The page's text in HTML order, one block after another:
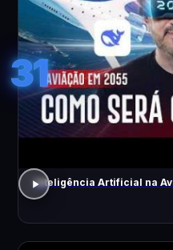
31
Inteligência Artificial na